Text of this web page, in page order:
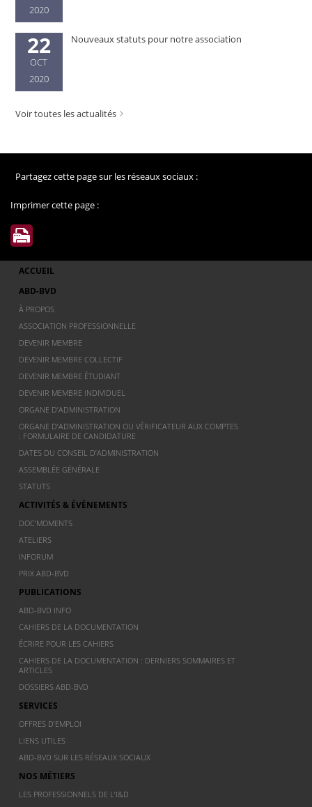
2020
22
OCT
2020
Nouveaux statuts pour notre association
Voir toutes les actualités
Partagez cette page sur les réseaux sociaux :
Imprimer cette page :
ACCUEIL
ABD-BVD
À PROPOS
ASSOCIATION PROFESSIONNELLE
DEVENIR MEMBRE
DEVENIR MEMBRE COLLECTIF
DEVENIR MEMBRE ÉTUDIANT
DEVENIR MEMBRE INDIVIDUEL
ORGANE D’ADMINISTRATION
ORGANE D’ADMINISTRATION OU VÉRIFICATEUR AUX COMPTES
: FORMULAIRE DE CANDIDATURE
DATES DU CONSEIL D’ADMINISTRATION
ASSEMBLÉE GÉNÉRALE
STATUTS
ACTIVITÉS & ÉVÈNEMENTS
DOC’MOMENTS
ATELIERS
INFORUM
PRIX ABD-BVD
PUBLICATIONS
ABD-BVD INFO
CAHIERS DE LA DOCUMENTATION
ÉCRIRE POUR LES CAHIERS
CAHIERS DE LA DOCUMENTATION : DERNIERS SOMMAIRES ET
ARTICLES
DOSSIERS ABD-BVD
SERVICES
OFFRES D’EMPLOI
LIENS UTILES
ABD-BVD SUR LES RÉSEAUX SOCIAUX
NOS MÉTIERS
LES PROFESSIONNELS DE L’I&D